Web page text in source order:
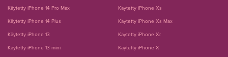
Käytetty iPhone 14 Pro Max
Käytetty iPhone 14 Plus
Käytetty iPhone 13
Käytetty iPhone 13 mini
Käytetty iPhone Xs
Käytetty iPhone Xs Max
Käytetty iPhone Xr
Käytetty iPhone X